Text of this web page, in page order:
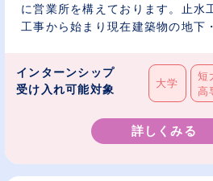
に営業所を構えております。止水
工事から始まり現在建築物の地下
インターンシップ
受け入れ可能対象
大学
短
高
詳しくみる